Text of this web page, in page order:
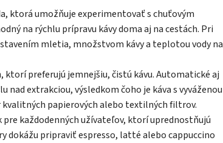
ktorá umožňuje experimentovať s chuťovým
na rýchlu prípravu kávy doma aj na cestách. Pri
mletia, množstvom kávy a teplotou vody na
ktorí preferujú jemnejšiu, čistú kávu. Automatické aj
extrakciou, výsledkom čoho je káva s vyváženou
papierových alebo textilných filtrov.
pre každodenných užívateľov, ktorí uprednostňujú
dokážu pripraviť espresso, latté alebo cappuccino